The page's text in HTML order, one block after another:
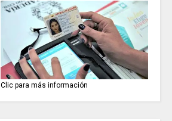
Clic para más información